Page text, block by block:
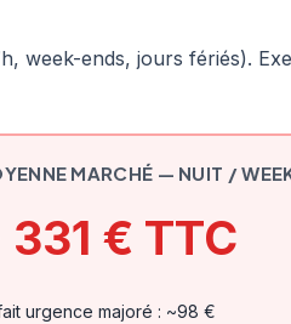
week-ends, jours fériés).
MARCHÉ — NUIT /
331 € TTC
urgence majoré : ~98 €